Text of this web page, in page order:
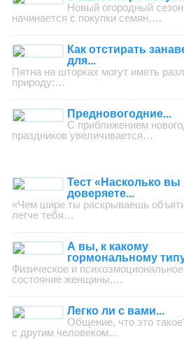
Новый огородный сезон
начинается с покупки семян….
Как отстирать
для...
Пятна на шторках могут иметь
природу:…
Предновогодние...
С приближением
праздников увеличивается…
Тест «Насколько вы
доверяете...
«Чем шире ты раскрываешь
легче тебя…
А вы, к какому
гормональному
Физическое и психоэмоциональное
состояние женщины,…
Легко ли с вами...
Общение, что это
с другим человеком…